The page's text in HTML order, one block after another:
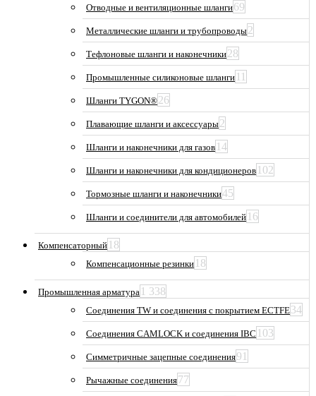
Отводные и вентиляционные шланги69
Металлические шланги и трубопроводы2
Тефлоновые шланги и наконечники28
Промышленные силиконовые шланги 11
Шланги TYGON®26
Плавающие шланги и аксессуары2
Шланги и наконечники для газов 14
Шланги и наконечники для кондиционеров 102
Тормозные шланги и наконечники45
Шланги и соединители для автомобилей 16
Компенсаторный 18
Компенсационные резинки 18
Промышленная арматура 1 338
Соединения TW и соединения с покрытием ECTFE34
Соединения CAMLOCK и соединения IBC 103
Симметричные зацепные соединения91
Рычажные соединения77